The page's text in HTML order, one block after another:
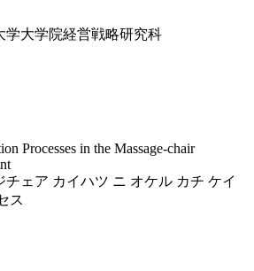
学大学院経営戦略研究科
Processes in the Massage-chair
チェア カイハツ ニ オケル カチ ケイ
ス